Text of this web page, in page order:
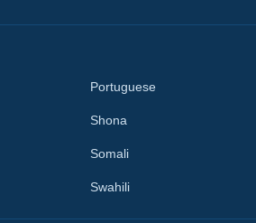
Portuguese
Shona
Somali
Swahili